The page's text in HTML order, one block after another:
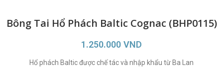
Bông Tai Hổ Phách Baltic Cognac (BHP0115)
1.250.000 VND
Hổ phách Baltic được chế tác và nhập khẩu từ Ba Lan